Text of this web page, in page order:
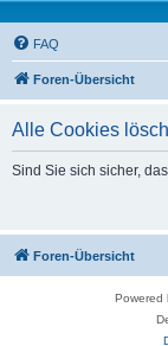
FAQ
Foren-Übersicht
Alle Cookies
Sind Sie sich sicher,
Foren-Übersicht
Powered